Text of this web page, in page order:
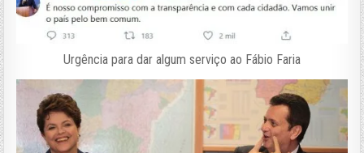
Urgência para dar algum serviço ao Fábio Faria